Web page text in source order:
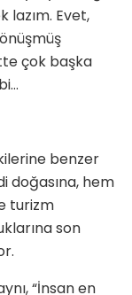
lazım. Evet,
çok başka
benzer
doğasına, hem
turizm
son
“İnsan en